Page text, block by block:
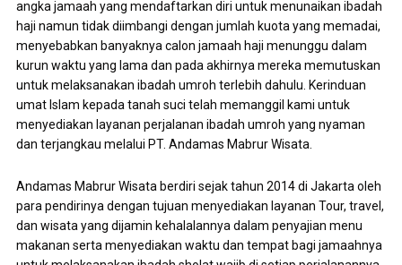
angka jamaah yang mendaftarkan diri untuk menunaikan ibadah
haji namun tidak diimbangi dengan jumlah kuota yang memadai,
menyebabkan banyaknya calon jamaah haji menunggu dalam
kurun waktu yang lama dan pada akhirnya mereka memutuskan
untuk melaksanakan ibadah umroh terlebih dahulu. Kerinduan
umat Islam kepada tanah suci telah memanggil kami untuk
menyediakan layanan perjalanan ibadah umroh yang nyaman
dan terjangkau melalui PT. Andamas Mabrur Wisata.
Andamas Mabrur Wisata berdiri sejak tahun 2014 di Jakarta oleh
para pendirinya dengan tujuan menyediakan layanan Tour, travel,
dan wisata yang dijamin kehalalannya dalam penyajian menu
makanan serta menyediakan waktu dan tempat bagi jamaahnya